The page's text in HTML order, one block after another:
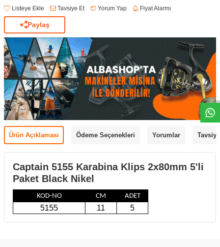
Listeye Ekle Tavsiye Et Yorum Yap Fiyat Alarmı
Paylaş
Ürün Açıklaması Ödeme Seçenekleri Yorumlar
Captain 5155 Karabina Klips 2x80mm 5'li
Paket Black Nikel
KOD-NO CM ADET
5155 11 5